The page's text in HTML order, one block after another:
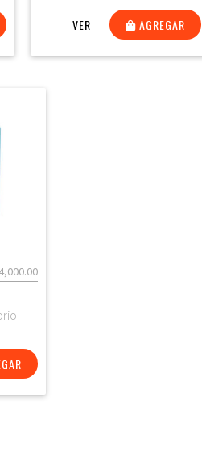
VER AGREGAR